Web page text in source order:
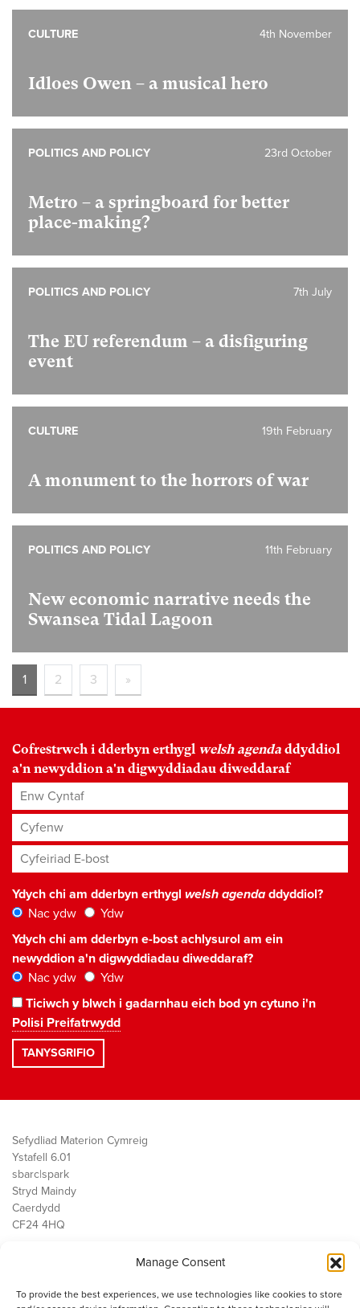
Manage Consent
To provide the best experiences, we use technologies like cookies to store
Idloes Owen – a musical hero
4th November
CULTURE
Metro – a springboard for better
place-making?
23rd October
POLITICS AND POLICY
The EU referendum – a disfiguring
event
7th July
POLITICS AND POLICY
A monument to the horrors of war
19th February
CULTURE
New economic narrative needs the
Swansea Tidal Lagoon
11th February
POLITICS AND POLICY
1 2 3 »
Cofrestrwch i dderbyn erthygl welsh agenda ddyddiol
a'n newyddion a'n digwyddiadau diweddaraf
Enw Cyntaf
Cyfenw
Cyfeiriad E-bost*
Ydych chi am dderbyn erthygl welsh agendaddyddiol?
Nac ydw
Ydw
Ydych chi am dderbyn e-bost achlysurol am ein
newyddion a'n digwyddiadau diweddaraf?
Nac ydw
Ydw
Ticiwch y blwch i gadarnhau eich bod yn cytuno i'n
Polisi Preifatrwydd
Sefydliad Materion Cymreig
Ystafell 6.01
sbarc|spark
Stryd Maindy
Caerdydd
CF24 4HQ
Public Services